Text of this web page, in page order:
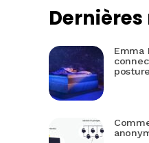
Dernières
Emma
posture